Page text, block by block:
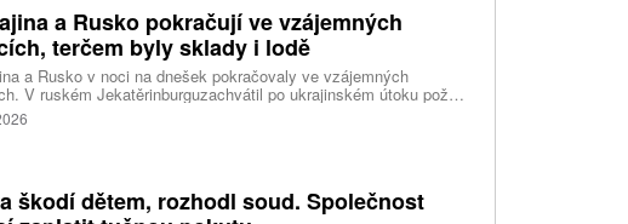
a Rusko pokračují ve vzájemných
terčem byly sklady i lodě
a Rusko v noci na dnešek pokračovaly ve vzájemných
V ruském Jekatěrinburguzachvátil po ukrajinském útoku požár
centrum ruského internetového prodejce Wildberries.
o tom informovala bez podrobností na síti Telegram.
škodí dětem, rozhodl soud. Společnost